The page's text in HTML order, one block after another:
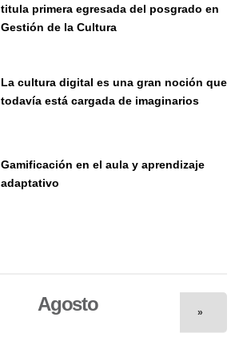
titula primera egresada del posgrado en
Gestión de la Cultura
La cultura digital es una gran noción que
todavía está cargada de imaginarios
Gamificación en el aula y aprendizaje
adaptativo
Agosto »